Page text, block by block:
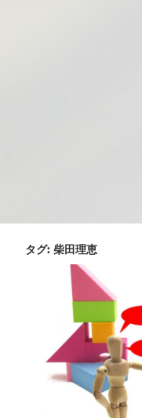
タグ: 柴田理恵